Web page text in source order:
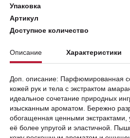
Упаковка
Артикул
Доступное количество
Описание Характеристики
Доп. описание: Парфюмированная
кожей рук и тела с экстрактом
идеальное сочетание природных
изысканным ароматом. Бережно
обогащенная ценными экстрактами,
её более упругой и эластичной.